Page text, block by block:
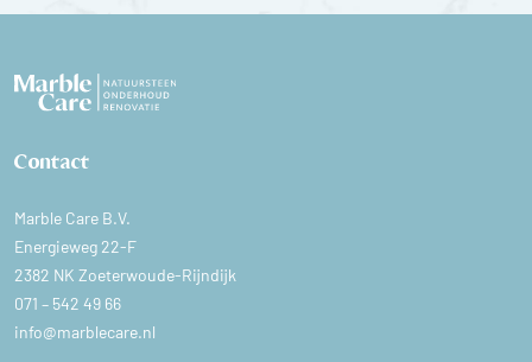
Contact
Marble Care B.V.
Energieweg 22-F
2382 NK Zoeterwoude-Rijndijk
071 – 542 49 66
info@marblecare.nl